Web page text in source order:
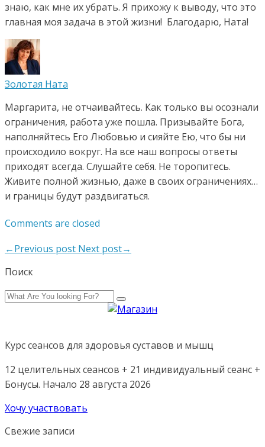
знаю, как мне их убрать. Я прихожу к выводу, что это
главная моя задача в этой жизни! Благодарю, Ната!
Золотая Ната
Маргарита, не отчаивайтесь. Как только вы осознали
ограничения, работа уже пошла. Призывайте Бога,
наполняйтесь Его Любовью и сияйте Ею, что бы ни
происходило вокруг. На все наш вопросы ответы
приходят всегда. Слушайте себя. Не торопитесь.
Живите полной жизнью, даже в своих ограничениях…
и границы будут раздвигаться.
Comments are closed
←Previous post Next post→
Поиск
Курс сеансов для здоровья суставов и мышц
12 целительных сеансов + 21 индивидуальный сеанс +
Бонусы. Начало 28 августа 2026
Хочу участвовать
Свежие записи